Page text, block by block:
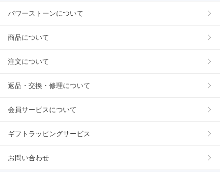
パワーストーンについて
商品について
注文について
返品・交換・修理について
会員サービスについて
ギフトラッピングサービス
お問い合わせ